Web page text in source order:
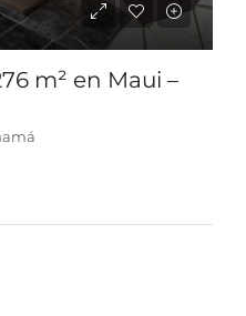
m² en Maui –